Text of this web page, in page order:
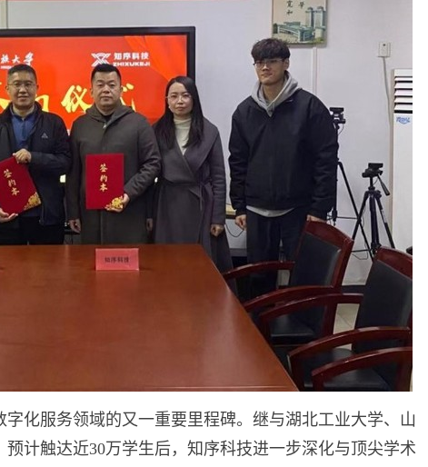
化服务领域的又一重要里程碑。继与湖北工业大学、山
计触达近30万学生后，知序科技进一步深化与顶尖学术